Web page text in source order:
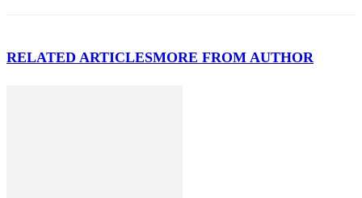
RELATED ARTICLESMORE FROM AUTHOR